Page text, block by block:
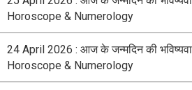
Horoscope & Numerology
24 April 2026 : आज के जन्मदिन की
Horoscope & Numerology